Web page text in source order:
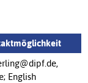
English